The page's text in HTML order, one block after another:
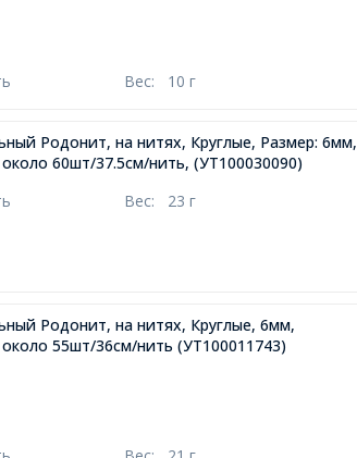
Вес: 10 г
Родонит, на нитях, Круглые, Размер: 6мм,
60шт/37.5см/нить, (УТ100030090)
Вес: 23 г
Родонит, на нитях, Круглые, 6мм,
55шт/36см/нить (УТ100011743)